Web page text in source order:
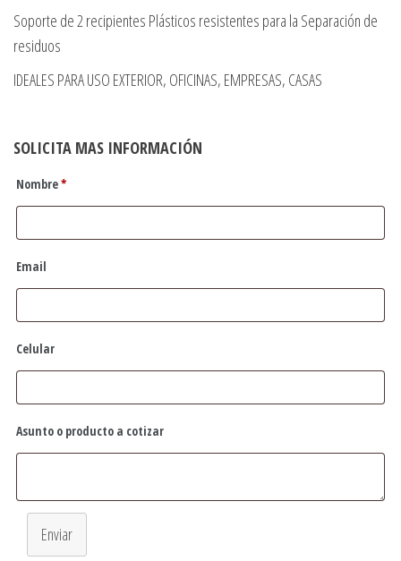
Soporte de 2 recipientes Plásticos resistentes para la Separación de
residuos
IDEALES PARA USO EXTERIOR, OFICINAS, EMPRESAS, CASAS
SOLICITA MAS INFORMACIÓN
Nombre*
Email
Celular
Asunto o producto a cotizar
Enviar